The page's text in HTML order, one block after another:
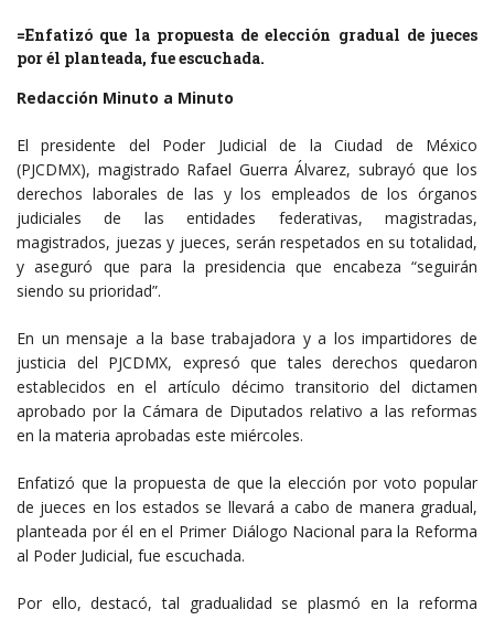
=Enfatizó que la propuesta de elección gradual de jueces
por él planteada, fue escuchada.
Redacción Minuto a Minuto
El presidente del Poder Judicial de la Ciudad de México
(PJCDMX), magistrado Rafael Guerra Álvarez, subrayó que los
derechos laborales de las y los empleados de los órganos
judiciales de las entidades federativas, magistradas,
magistrados, juezas y jueces, serán respetados en su totalidad,
y aseguró que para la presidencia que encabeza “seguirán
siendo su prioridad”.
En un mensaje a la base trabajadora y a los impartidores de
justicia del PJCDMX, expresó que tales derechos quedaron
establecidos en el artículo décimo transitorio del dictamen
aprobado por la Cámara de Diputados relativo a las reformas
en la materia aprobadas este miércoles.
Enfatizó que la propuesta de que la elección por voto popular
de jueces en los estados se llevará a cabo de manera gradual,
planteada por él en el Primer Diálogo Nacional para la Reforma
al Poder Judicial, fue escuchada.
Por ello, destacó, tal gradualidad se plasmó en la reforma